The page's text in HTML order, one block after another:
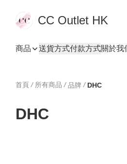
CC Outlet HK
商品 送貨方式付款方式關於我
首頁 / 所有商品 / 品牌 / DHC
DHC